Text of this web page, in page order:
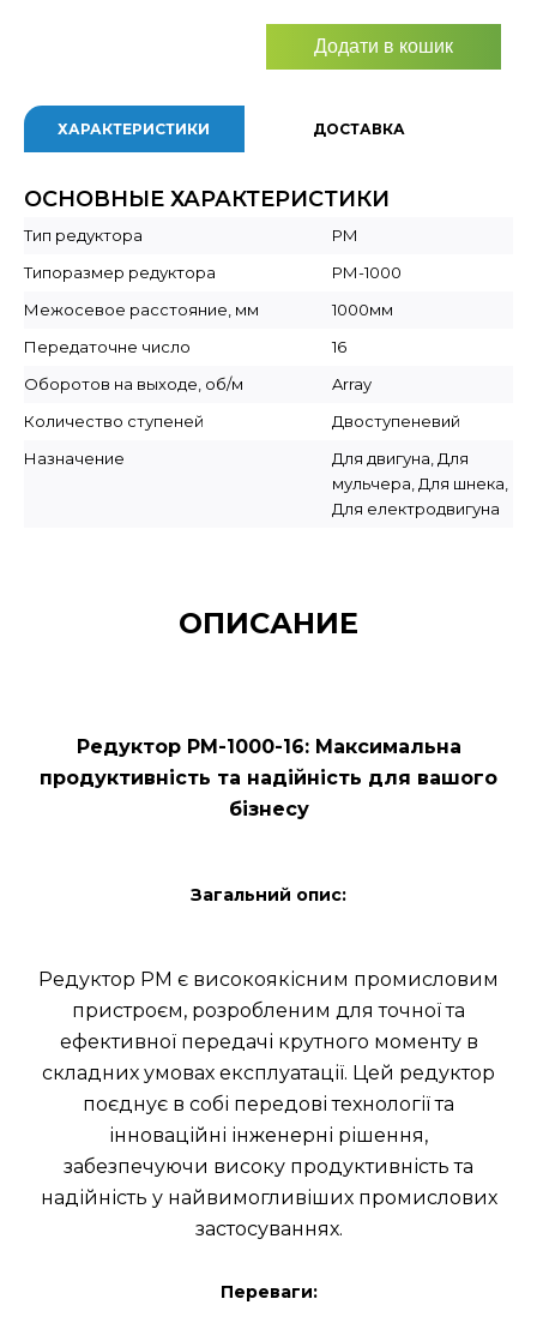
Додати в кошик
ХАРАКТЕРИСТИКИ ДОСТАВКА
ОСНОВНЫЕ ХАРАКТЕРИСТИКИ
Тип редуктора
РМ
Типоразмер редуктора
РМ-1000
Межосевое расстояние, мм
1000мм
Передаточне число
16
Оборотов на выходе, об/м
Array
Количество ступеней
Двоступеневий
Назначение
Для двигуна, Для
мульчера, Для шнека,
Для електродвигуна
ОПИСАНИЕ
Редуктор РМ-1000-16: Максимальна
продуктивність та надійність для вашого
бізнесу
Загальний опис:
Редуктор РМ є високоякісним промисловим
пристроєм, розробленим для точної та
ефективної передачі крутного моменту в
складних умовах експлуатації. Цей редуктор
поєднує в собі передові технології та
інноваційні інженерні рішення,
забезпечуючи високу продуктивність та
надійність у найвимогливіших промислових
застосуваннях.
Переваги: